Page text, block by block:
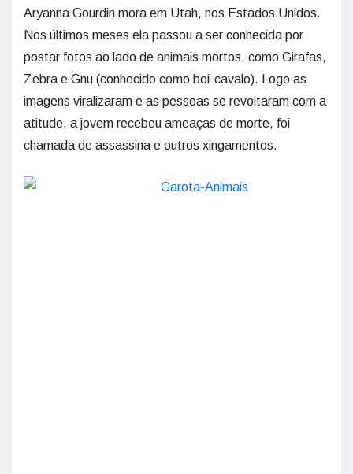
Aryanna Gourdin mora em Utah, nos Estados Unidos.
Nos últimos meses ela passou a ser conhecida por
postar fotos ao lado de animais mortos, como Girafas,
Zebra e Gnu (conhecido como boi-cavalo). Logo as
imagens viralizaram e as pessoas se revoltaram com a
atitude, a jovem recebeu ameaças de morte, foi
chamada de assassina e outros xingamentos.